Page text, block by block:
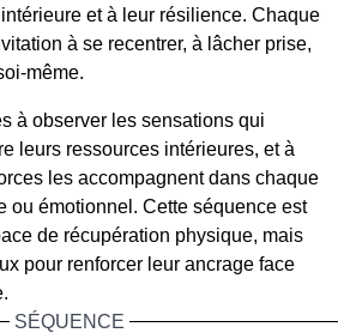
et à leur résilience. Chaque
à se recentrer, à lâcher prise,
même.
à observer les sensations qui
leurs ressources intérieures, et à
les accompagnent dans chaque
ou émotionnel. Cette séquence est
de récupération physique, mais
pour renforcer leur ancrage face
SÉQUENCE